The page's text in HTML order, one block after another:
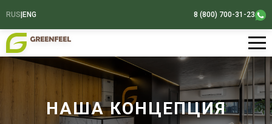
RUS ENG 8 (800) 700-31-23
НАША КОНЦЕПЦИЯ